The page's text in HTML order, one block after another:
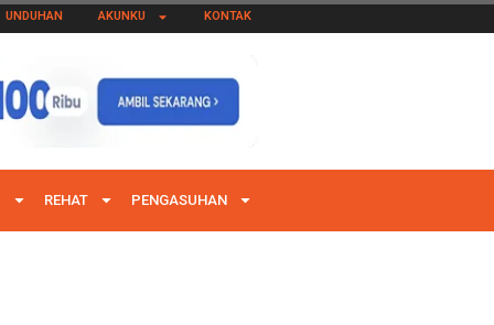
UNDUHAN AKUNKU KONTAK
REHAT PENGASUHAN